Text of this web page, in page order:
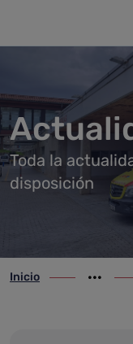
Toda la
disposición
ir-a inicio
Inicio